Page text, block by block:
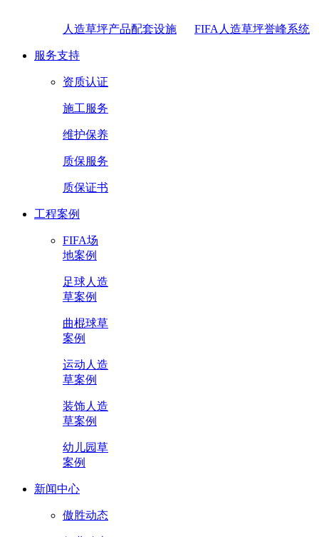
人造草坪产品配套设施 FIFA人造草坪誉峰系统
服务支持
资质认证
施工服务
维护保养
质保服务
质保证书
工程案例
FIFA场
地案例
足球人造
草案例
曲棍球草
案例
运动人造
草案例
装饰人造
草案例
幼儿园草
案例
新闻中心
傲胜动态